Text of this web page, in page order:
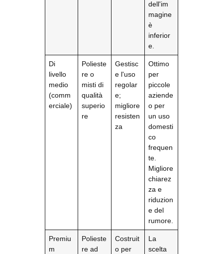
dell'im
magine
è
inferior
e.
Di
livello
medio
(comm
erciale)
Polieste
re o
misti di
qualità
superio
re
Gestisc
e l'uso
regolar
e;
migliore
resisten
za
Ottimo
per
piccole
aziende
o per
un uso
domesti
co
frequen
te.
Migliore
chiarez
za e
riduzion
e del
rumore.
Premiu
m
Polieste
re ad
Costruit
o per
La
scelta